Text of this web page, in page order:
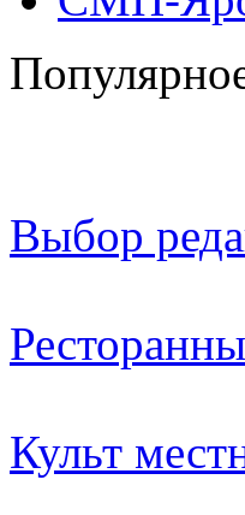
Выбор
Культ